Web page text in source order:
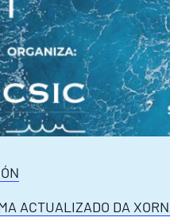
ACTUALIZADO DA